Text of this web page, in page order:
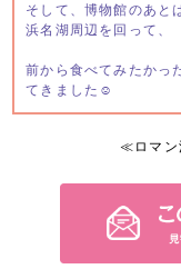
そして、博物館のあと
浜名湖周辺を回って、
前から食べてみたかっ
てきました☺️
≪ ロマ